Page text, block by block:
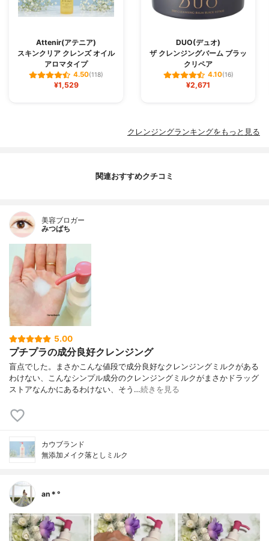
Attenir(アテニア)
スキンクリア クレンズ オイル
アロマタイプ
4.50(118)
¥1,529
DUO(デュオ)
ザ クレンジングバーム ブラッ
クリペア
4.10(16)
¥2,671
クレンジングランキングをもっと見る
関連おすすめクチコミ
美容ブロガー
みつばち
5.00
プチプラの成分良好クレンジング
盲点でした。まさかこんな値段で成分良好なクレンジングミルクがある
わけない、こんなシンプル成分のクレンジングミルクがまさかドラッグ
ストアなんかにあるわけない、そう…続きを見る
カウブランド
無添加メイク落としミルク
an＊°